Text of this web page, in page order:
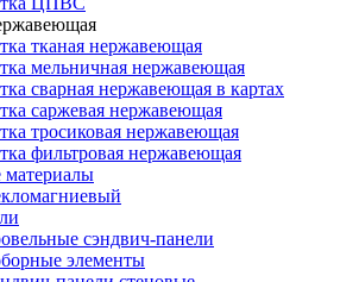
тканая нержавеющая
мельничная нержавеющая
сварная нержавеющая в картах
саржевая нержавеющая
тросиковая нержавеющая
фильтровая нержавеющая
материалы
сэндвич-панели
элементы